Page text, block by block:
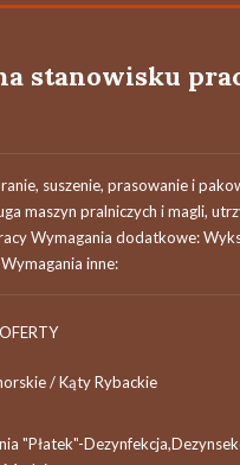
stanowisku
suszenie, prasowanie i
maszyn pralniczych i magli,
Wymagania dodatkowe:
inne:
/ Kąty Rybackie
"Płatek"-